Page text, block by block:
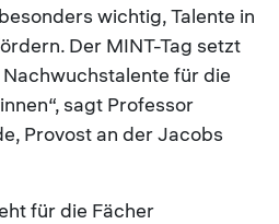
wichtig, Talente in
Der MINT-Tag setzt
für die
sagt Professor
Provost an der Jacobs
für die Fächer